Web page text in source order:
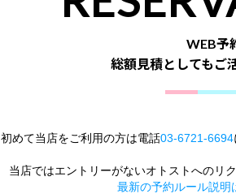
WEB予
総額見積としてもご
初めて当店をご利用の方は電話03-6721-6694
当店ではエントリーがないオトストへのリ
最新の予約ルール説明